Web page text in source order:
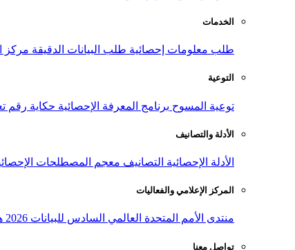
الخدمات
طلب معلومات إحصائية طلب البيانات الدقيقة مركز
التوعية
توعية المسوح برنامج المعرفة الإحصائية حكاية رقم
الأدلة والتصانيف
الأدلة الإحصائية التصانيف معجم المصطلحات
المركز الإعلامي والفعاليات
منتدى الأمم المتحدة العالمي السادس للبيانات 2026
تواصل معنا